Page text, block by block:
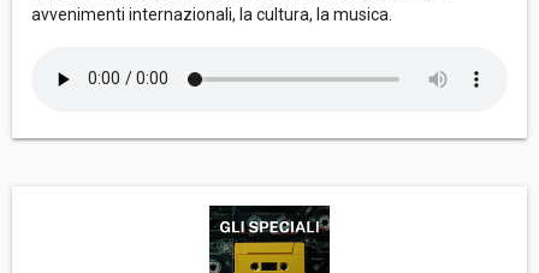
avvenimenti internazionali, la cultura, la musica.